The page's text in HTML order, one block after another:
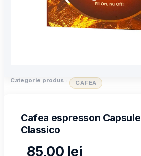
Categorie produs : CAFEA
Cafea espresson Capsule
Classico
85,00 lei